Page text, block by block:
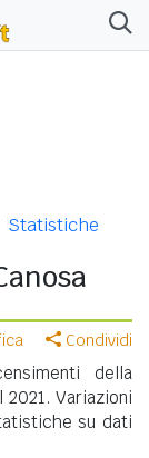
Statistiche
Condividi
della
2021. Variazioni
su dati